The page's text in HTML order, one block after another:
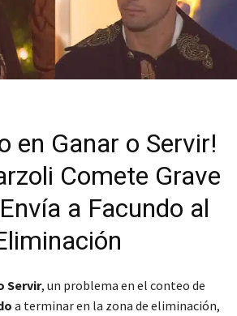
en Ganar o Servir!
Comete Grave
a Facundo al
Servir, un problema en el conteo de
a terminar en la zona de eliminación,